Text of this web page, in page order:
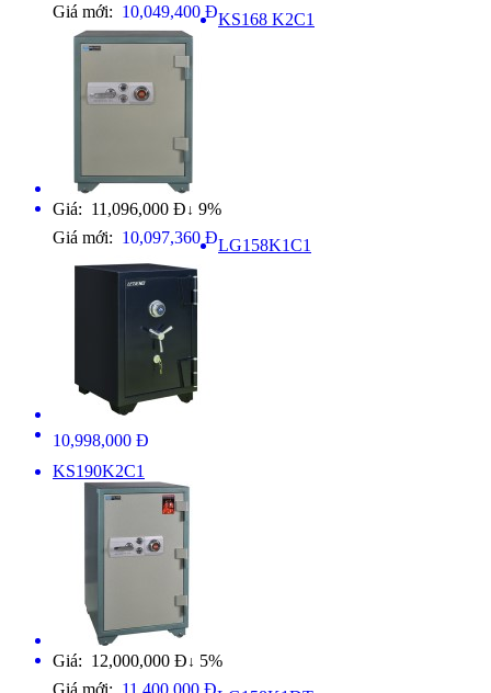
Giá mới: 10,049,400 ĐKS168 K2C1
Giá: 11,096,000 Đ ↓ 9%
Giá mới: 10,097,360 ĐLG158K1C1
10,998,000 Đ
KS190K2C1
Giá: 12,000,000 Đ ↓ 5%
Giá mới: 11,400,000 Đ